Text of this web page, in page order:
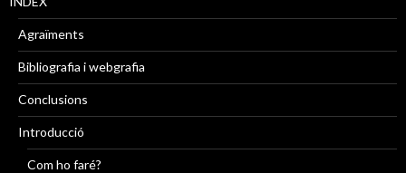
Agraïments
Bibliografia i webgrafia
Conclusions
Introducció
Com ho faré?